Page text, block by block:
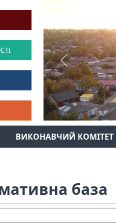
Previous
ВИКОНАВЧИЙ КОМІТЕТ
база